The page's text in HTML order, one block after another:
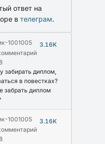
ответ на
в телеграм.
1001005
3.16K
забирать диплом,
в повестках?
забрать диплом
1001005
3.16K